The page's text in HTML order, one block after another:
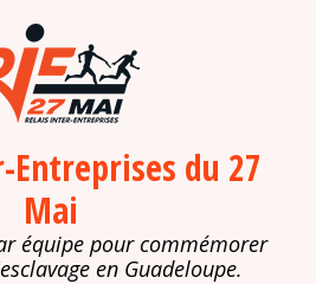
du 27
Mai
équipe pour commémorer
en Guadeloupe.